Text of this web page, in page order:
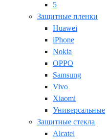
5
Защитные пленки
Huawei
iPhone
Nokia
OPPO
Samsung
Vivo
Xiaomi
Универсальные
Защитные стекла
Alcatel